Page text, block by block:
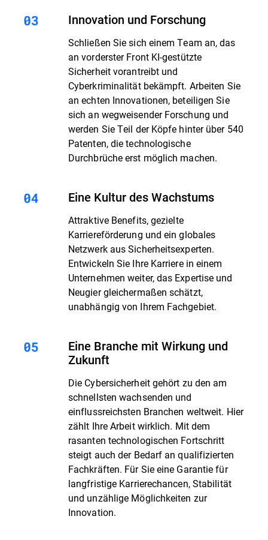
Innovation und Forschung
Schließen Sie sich einem Team an, das
an vorderster Front KI-gestützte
Sicherheit vorantreibt und
Cyberkriminalität bekämpft. Arbeiten Sie
an echten Innovationen, beteiligen Sie
sich an wegweisender Forschung und
werden Sie Teil der Köpfe hinter über 540
Patenten, die technologische
Durchbrüche erst möglich machen.
Eine Kultur des Wachstums
Attraktive Benefits, gezielte
Karriereförderung und ein globales
Netzwerk aus Sicherheitsexperten.
Entwickeln Sie Ihre Karriere in einem
Unternehmen weiter, das Expertise und
Neugier gleichermaßen schätzt,
unabhängig von Ihrem Fachgebiet.
Eine Branche mit Wirkung und
Zukunft
Die Cybersicherheit gehört zu den am
schnellsten wachsenden und
einflussreichsten Branchen weltweit. Hier
zählt Ihre Arbeit wirklich. Mit dem
rasanten technologischen Fortschritt
steigt auch der Bedarf an qualifizierten
Fachkräften. Für Sie eine Garantie für
langfristige Karrierechancen, Stabilität
und unzählige Möglichkeiten zur
Innovation.